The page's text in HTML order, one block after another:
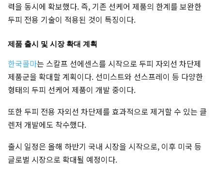
력을 동시에 확보했다. 즉, 기존 선케어 제품의 한계를 보완한
두피 전용 기술이 적용된 것이 특징이다.
제품 출시 및 시장 확대 계획
한국콜마는 스칼프 선에센스를 시작으로 두피 자외선 차단제
제품군을 확대할 계획이다. 선미스트와 선스프레이 등 다양한
형태의 두피 선케어 제품이 개발 중이다.
또한 두피 전용 자외선 차단제를 효과적으로 제거할 수 있는 클
렌저 개발에도 착수했다.
출시 일정은 올해 하반기 국내 시장을 시작으로, 이후 미국 등
글로벌 시장으로 확대될 예정이다.